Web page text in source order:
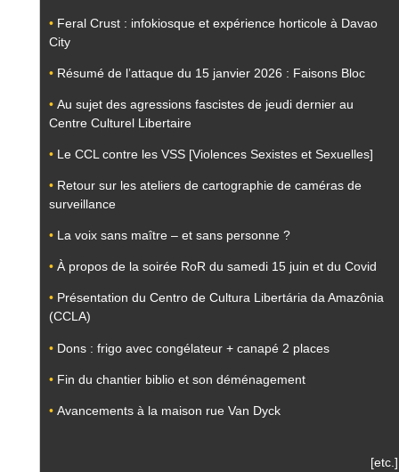
• Feral Crust : infokiosque et expérience horticole à Davao
City
• Résumé de l’attaque du 15 janvier 2026 : Faisons Bloc
• Au sujet des agressions fascistes de jeudi dernier au
Centre Culturel Libertaire
• Le CCL contre les VSS [Violences Sexistes et Sexuelles]
• Retour sur les ateliers de cartographie de caméras de
surveillance
• La voix sans maître – et sans personne ?
• À propos de la soirée RoR du samedi 15 juin et du Covid
• Présentation du Centro de Cultura Libertária da Amazônia
(CCLA)
• Dons : frigo avec congélateur + canapé 2 places
• Fin du chantier biblio et son déménagement
• Avancements à la maison rue Van Dyck
[etc.]